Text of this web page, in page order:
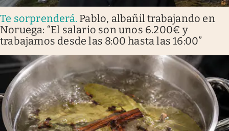
Te sorprenderá. Pablo, albañil trabajando en
Noruega: “El salario son unos 6.200€ y
trabajamos desde las 8:00 hasta las 16:00”